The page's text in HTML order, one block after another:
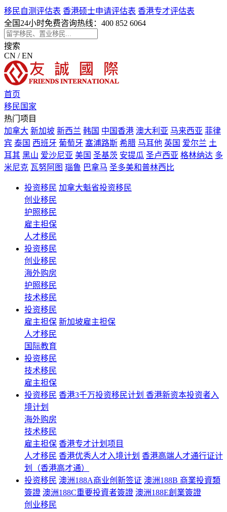
移民自测评估表 香港硕士申请评估表 香港专才评估表
全国24小时免费咨询热线： 400 852 6064
搜索
CN / EN
首页
移民国家
热门项目
加拿大 新加坡 新西兰 韩国 中国香港 澳大利亚 马来西亚 菲律
宾 泰国 西班牙 葡萄牙 塞浦路斯 希腊 马耳他 英国 爱尔兰 土
耳其 黑山 爱沙尼亚 美国 圣基茨 安提瓜 圣卢西亚 格林纳达 多
米尼克 瓦努阿图 瑙鲁 巴拿马 圣多美和普林西比
投资移民 加拿大魁省投资移民
创业移民
护照移民
雇主担保
人才移民
投资移民
创业移民
海外购房
护照移民
技术移民
投资移民
雇主担保 新加坡雇主担保
人才移民
国际教育
投资移民
技术移民
雇主担保
投资移民 香港3千万投资移民计划 香港新资本投资者入
境计划
海外购房
技术移民
雇主担保 香港专才计划项目
人才移民 香港优秀人才入境计划 香港高端人才通行证计
划（香港高才通）
投资移民 澳洲188A商业创新签证 澳洲188B 商業投資類
簽證 澳洲188C重要投資者簽證 澳洲188E創業簽證
创业移民